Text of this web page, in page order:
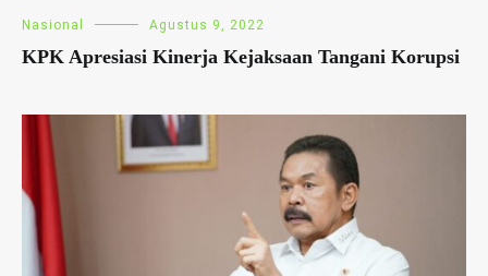
Nasional Agustus 9, 2022
KPK Apresiasi Kinerja Kejaksaan Tangani Korupsi